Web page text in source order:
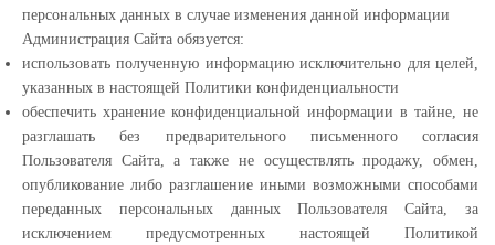
персональных данных в случае изменения данной информации
Администрация Сайта обязуется:
использовать полученную информацию исключительно для целей,
указанных в настоящей Политики конфиденциальности
обеспечить хранение конфиденциальной информации в тайне, не
разглашать без предварительного письменного согласия
Пользователя Сайта, а также не осуществлять продажу, обмен,
опубликование либо разглашение иными возможными способами
переданных персональных данных Пользователя Сайта, за
исключением предусмотренных настоящей Политикой